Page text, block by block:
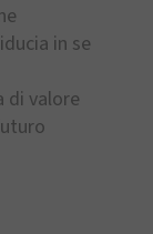
in se
di valore